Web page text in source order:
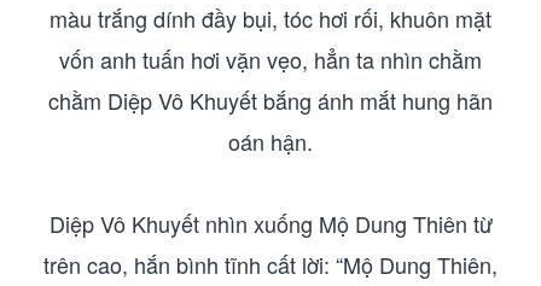
màu trắng dính đầy bụi, tóc hơi rối, khuôn mặt
vốn anh tuấn hơi vặn vẹo, hẳn ta nhìn chằm
chằm Diệp Vô Khuyết bắng ánh mắt hung hãn
oán hận.
Diệp Vô Khuyết nhìn xuống Mộ Dung Thiên từ
trên cao, hắn bình tĩnh cất lời: “Mộ Dung Thiên,